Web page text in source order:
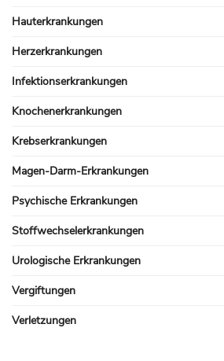
Hauterkrankungen
Herzerkrankungen
Infektionserkrankungen
Knochenerkrankungen
Krebserkrankungen
Magen-Darm-Erkrankungen
Psychische Erkrankungen
Stoffwechselerkrankungen
Urologische Erkrankungen
Vergiftungen
Verletzungen